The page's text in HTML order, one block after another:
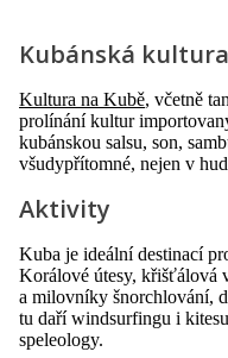
Kubánská
Kultura na Kubě, včetně
prolínání kultur
kubánskou salsu, son,
všudypřítomné, nejen v
Aktivity
Kuba je ideální destinací
Korálové útesy, křišťálová
a milovníky šnorchlování,
tu daří windsurfingu i
speleology.